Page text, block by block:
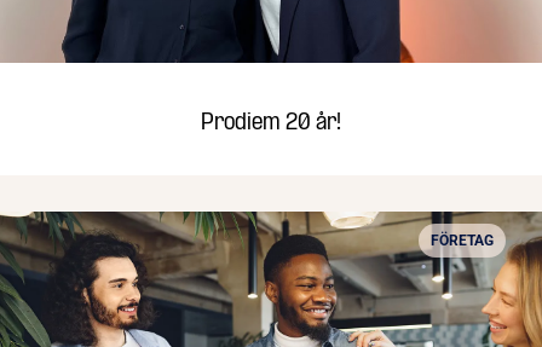
Prodiem 20 år!
FÖRETAG